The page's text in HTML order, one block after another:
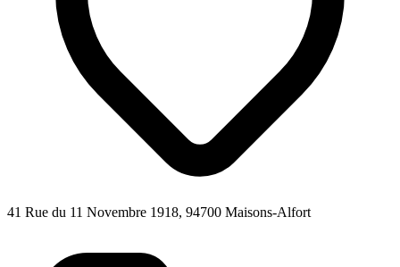
41 Rue du 11 Novembre 1918, 94700 Maisons-Alfort